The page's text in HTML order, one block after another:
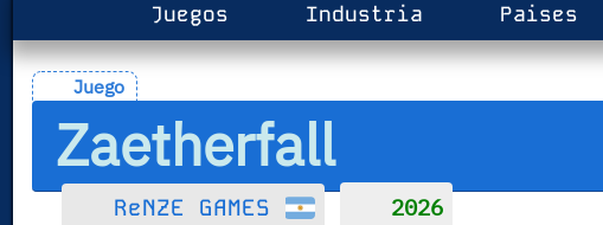
Juegos Industria Paises
Juego
Zaetherfall
ReNZE GAMES 2026